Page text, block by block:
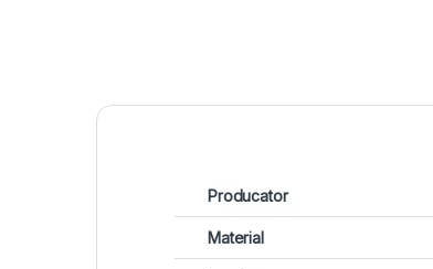
Producator
Material